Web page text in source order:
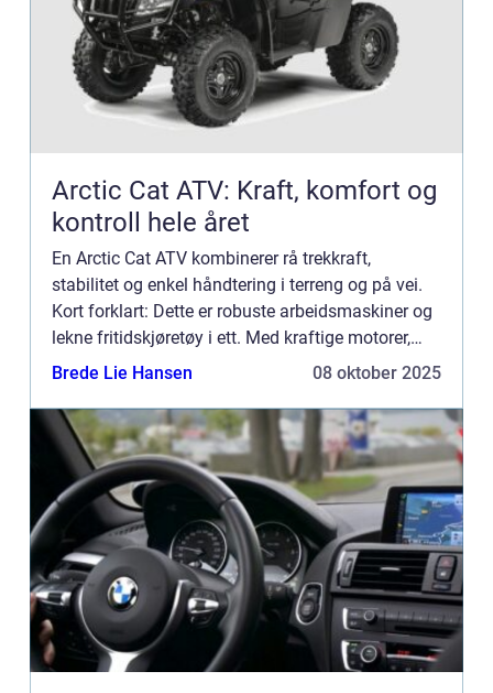
Arctic Cat ATV: Kraft, komfort og
kontroll hele året
En Arctic Cat ATV kombinerer rå trekkraft,
stabilitet og enkel håndtering i terreng og på vei.
Kort forklart: Dette er robuste arbeidsmaskiner og
lekne fritidskjøretøy i ett. Med kraftige motorer,
uavhengig fjæri...
Brede Lie Hansen 08 oktober 2025